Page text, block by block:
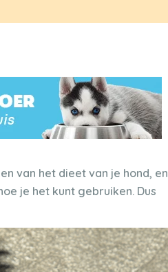
van het dieet van je hond, en
je het kunt gebruiken. Dus